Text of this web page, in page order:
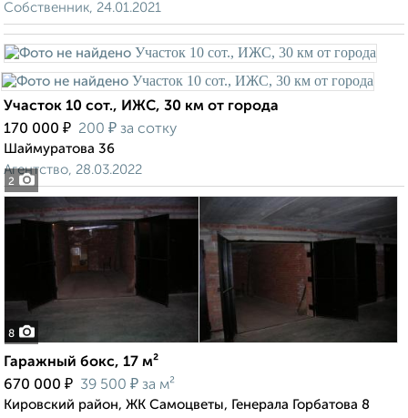
Собственник, 24.01.2021
2
Участок 10 сот., ИЖС, 30 км от города
170 000 ₽ 200 ₽ за сотку
Шаймуратова 36
Агентство, 28.03.2022
8
Гаражный бокс, 17 м²
670 000 ₽ 39 500 ₽ за м²
Кировский район, ЖК Самоцветы, Генерала Горбатова 8